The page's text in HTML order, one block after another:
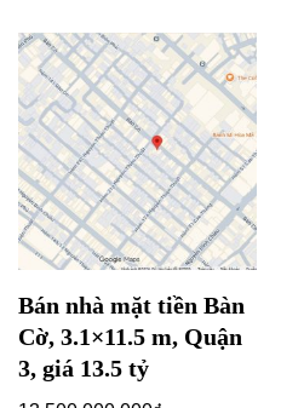
Bán nhà mặt tiền Bàn
Cờ, 3.1×11.5 m, Quận
3, giá 13.5 tỷ